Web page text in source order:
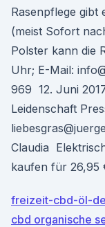
Rasenpflege
(meist Sofort
Polster kann die
Uhr; E-Mail:
969 12. Juni
Leidenschaft
Claudia
kaufen für 26,95
freizeit-cbd-öl-
cbd organische